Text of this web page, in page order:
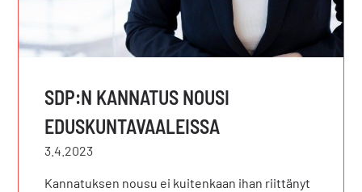
SDP:N KANNATUS NOUSI
EDUSKUNTAVAALEISSA
3.4.2023
Kannatuksen nousu ei kuitenkaan ihan riittänyt